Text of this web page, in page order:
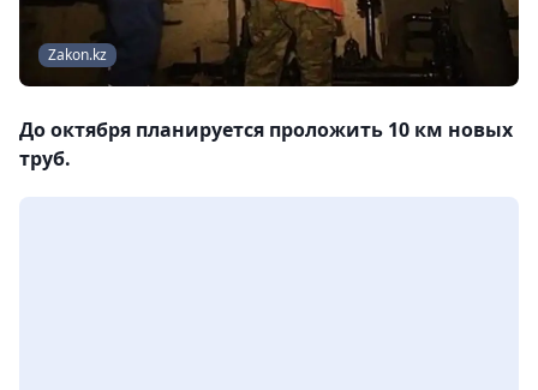
Zakon.kz
До октября планируется проложить 10 км новых
труб.